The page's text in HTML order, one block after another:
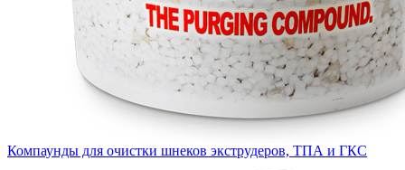
Компаунды для очистки шнеков экструдеров, ТПА и ГКС